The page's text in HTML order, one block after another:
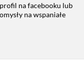
na facebooku lub
na wspaniałe